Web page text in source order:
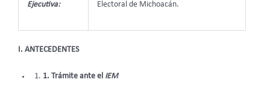
Ejecutiva:
Electoral de Michoacán.
I. ANTECEDENTES
1. Trámite ante el IEM